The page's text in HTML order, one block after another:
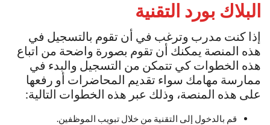
البلاك بورد التقنية
إذا كنت مدرب وترغب في أن تقوم بالتسجيل في
هذه المنصة يمكنك أن تقوم بصورة واضحة من اتباع
هذه الخطوات كي تتمكن من التسجيل والبدء في
ممارسة مهامك سواء تقديم المحاضرات أو رفعها
على هذه المنصة، وذلك عبر هذه الخطوات التالية:
قم بالدخول إلى التقنية من خلال تبويب الموظفين.